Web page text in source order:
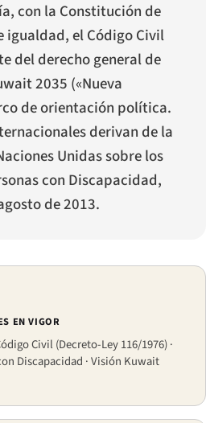
con la Constitución de
igualdad, el Código Civil
del derecho general de
2035 («Nueva
de orientación política.
derivan de la
Unidas sobre los
con Discapacidad,
de 2013.
EN VIGOR
Civil (Decreto-Ley 116/1976) ·
Discapacidad · Visión Kuwait